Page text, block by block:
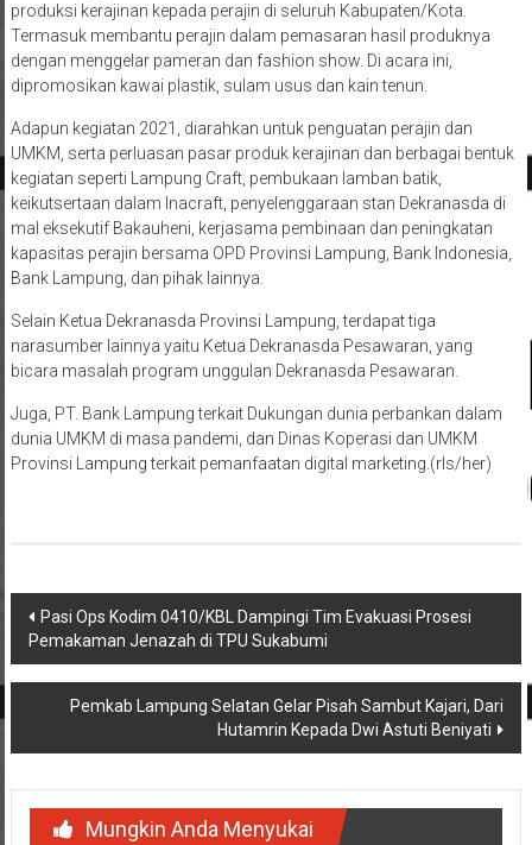
produksi kerajinan kepada perajin di seluruh Kabupaten/Kota.
Termasuk membantu perajin dalam pemasaran hasil produknya
dengan menggelar pameran dan fashion show. Di acara ini,
dipromosikan kawai plastik, sulam usus dan kain tenun.
Adapun kegiatan 2021, diarahkan untuk penguatan perajin dan
UMKM, serta perluasan pasar produk kerajinan dan berbagai bentuk
kegiatan seperti Lampung Craft, pembukaan lamban batik,
keikutsertaan dalam Inacraft, penyelenggaraan stan Dekranasda di
mal eksekutif Bakauheni, kerjasama pembinaan dan peningkatan
kapasitas perajin bersama OPD Provinsi Lampung, Bank Indonesia,
Bank Lampung, dan pihak lainnya.
Selain Ketua Dekranasda Provinsi Lampung, terdapat tiga
narasumber lainnya yaitu Ketua Dekranasda Pesawaran, yang
bicara masalah program unggulan Dekranasda Pesawaran.
Juga, PT. Bank Lampung terkait Dukungan dunia perbankan dalam
dunia UMKM di masa pandemi, dan Dinas Koperasi dan UMKM
Provinsi Lampung terkait pemanfaatan digital marketing.(rls/her)
Navigasi
pos
Pasi Ops Kodim 0410/KBL Dampingi Tim Evakuasi Prosesi
Pemakaman Jenazah di TPU Sukabumi
Pemkab Lampung Selatan Gelar Pisah Sambut Kajari, Dari
Hutamrin Kepada Dwi Astuti Beniyati
Mungkin Anda Menyukai